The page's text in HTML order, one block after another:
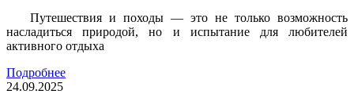
Путешествия и походы — это не только возможность
насладиться природой, но и испытание для любителей
активного отдыха
Подробнее
24.09.2025